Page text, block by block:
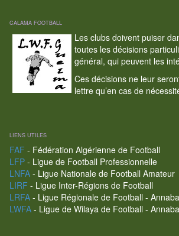
CALAMA FOOTBALL
Les clubs doivent puiser
toutes les décisions
général, qui peuvent les
Ces décisions ne leur
lettre qu’en cas de
LIENS UTILES
FAF - Fédération Algérienne de Football
LFP- Ligue de Football Professionnelle
LNFA- Ligue Nationale de Football Amateur
LIRF - Ligue Inter-Régions de Football
LRFA- Ligue Régionale de Football - Annaba
LWFA- Ligue de Wilaya de Football - Annaba